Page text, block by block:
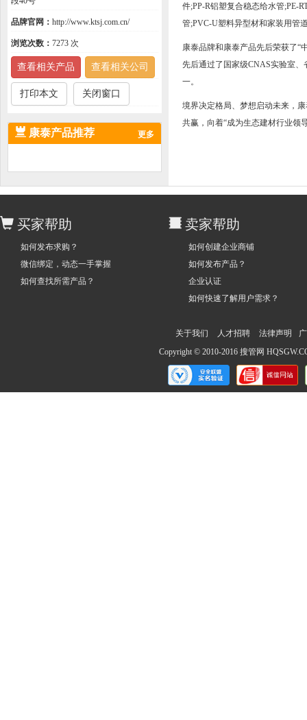
品牌官网： http://www.ktsj.com.cn/
浏览次数： 7273 次
查看相关产品 查看相关公司
打印本文 关闭窗口
康泰产品推荐 更多
件;PP-R铝塑复合稳态给水管;PE-
管;PVC-U塑料异型材和家装用管
康泰品牌和康泰产品先后荣获了“
先后通过了国家级CNAS实验室
一。
境界决定格局、梦想启动未来，
共赢，向着“成为生态建材行业领
买家帮助
如何发布求购？
微信绑定，动态一手掌握
如何查找所需产品？
卖家帮助
如何创建企业商铺
如何发布产品？
企业认证
如何快速了解用户需求？
关于我们 人才招聘 法律声明
Copyright © 2010-2016 搜管网